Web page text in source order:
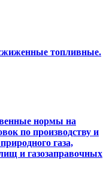
топливные.
нормы на
по производству и
газа,
и газозаправочных